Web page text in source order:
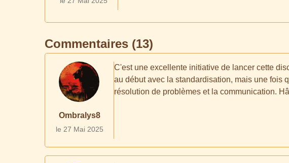
Commentaires (13)
Ombralys8
le 27 Mai 2025
C'est une excellente initiative de lancer cette
au début avec la standardisation, mais une fois
résolution de problèmes et la communication.